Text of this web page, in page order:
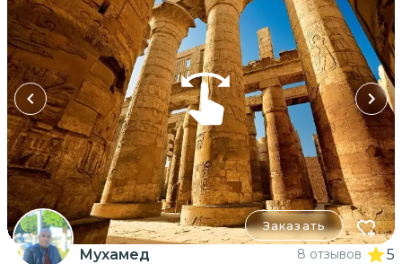
Заказать
Мухамед 8 отзывов 5